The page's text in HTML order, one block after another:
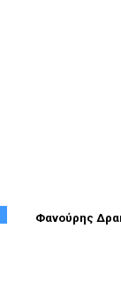
Φανούρης